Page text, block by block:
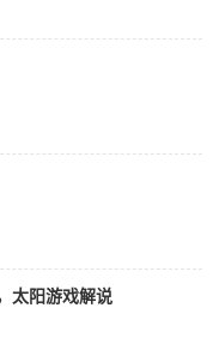
太阳游戏解说